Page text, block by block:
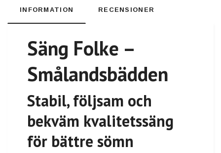
INFORMATION RECENSIONER
Säng Folke –
Smålandsbädden
Stabil, följsam och
bekväm kvalitetssäng
för bättre sömn